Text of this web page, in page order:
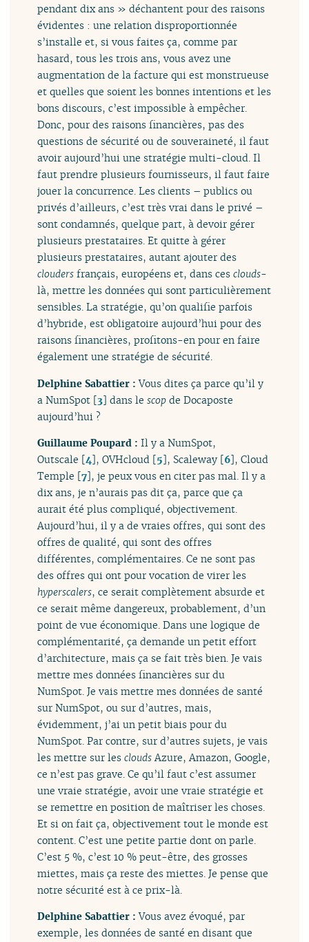
pendant dix ans » déchantent pour des raisons
évidentes : une relation disproportionnée
s’installe et, si vous faites ça, comme par
hasard, tous les trois ans, vous avez une
augmentation de la facture qui est monstrueuse
et quelles que soient les bonnes intentions et les
bons discours, c’est impossible à empêcher.
Donc, pour des raisons financières, pas des
questions de sécurité ou de souveraineté, il faut
avoir aujourd’hui une stratégie multi-cloud. Il
faut prendre plusieurs fournisseurs, il faut faire
jouer la concurrence. Les clients – publics ou
privés d’ailleurs, c’est très vrai dans le privé –
sont condamnés, quelque part, à devoir gérer
plusieurs prestataires. Et quitte à gérer
plusieurs prestataires, autant ajouter des
clouders français, européens et, dans cesclouds-
là, mettre les données qui sont particulièrement
sensibles. La stratégie, qu’on qualifie parfois
d’hybride, est obligatoire aujourd’hui pour des
raisons financières, profitons-en pour en faire
également une stratégie de sécurité.
Delphine Sabattier :Vous dites ça parce qu’il y
a NumSpot [3] dans lescop de Docaposte
aujourd’hui ?
Guillaume Poupard :Il y a NumSpot,
Outscale [4], OVHcloud [5], Scaleway [6], Cloud
Temple [7], je peux vous en citer pas mal. Il y a
dix ans, je n’aurais pas dit ça, parce que ça
aurait été plus compliqué, objectivement.
Aujourd’hui, il y a de vraies offres, qui sont des
offres de qualité, qui sont des offres
différentes, complémentaires. Ce ne sont pas
des offres qui ont pour vocation de virer les
hyperscalers, ce serait complètement absurde et
ce serait même dangereux, probablement, d’un
point de vue économique. Dans une logique de
complémentarité, ça demande un petit effort
d’architecture, mais ça se fait très bien. Je vais
mettre mes données financières sur du
NumSpot. Je vais mettre mes données de santé
sur NumSpot, ou sur d’autres, mais,
évidemment, j’ai un petit biais pour du
NumSpot. Par contre, sur d’autres sujets, je vais
les mettre sur lescloudsAzure, Amazon, Google,
ce n’est pas grave. Ce qu’il faut c’est assumer
une vraie stratégie, avoir une vraie stratégie et
se remettre en position de maîtriser les choses.
Et si on fait ça, objectivement tout le monde est
content. C’est une petite partie dont on parle.
C’est 5 %, c’est 10 % peut-être, des grosses
miettes, mais ça reste des miettes. Je pense que
notre sécurité est à ce prix-là.
Delphine Sabattier :Vous avez évoqué, par
exemple, les données de santé en disant que